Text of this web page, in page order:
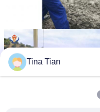
Tina Tian